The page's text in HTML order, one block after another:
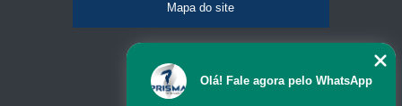
Mapa do site
Olá! Fale agora pelo WhatsApp